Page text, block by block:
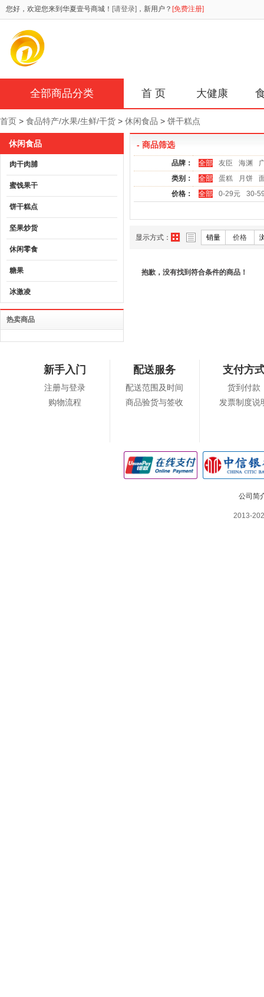
您好，欢迎您来到华夏壹号商城！ [请登录] ，新用户？ [免费注册]
全部商品分类 首 页 大健康
首页 > 食品特产/水果/生鲜/干货 > 休闲食品 > 饼干糕点
- 商品筛选
品牌： 全部 友臣 海渊
类别：
全部 蛋糕 月饼
价格：
全部 0-29元 30-
显示方式： 销量 价格
抱歉，没有找到符合条件的商品！
休闲食品
肉干肉脯
蜜饯果干
饼干糕点
坚果炒货
休闲零食
糖果
冰激凌
热卖商品
新手入门
注册与登录
购物流程
配送服务
配送范围及时间
商品验货与签收
支付方
货到付款
发票制度说
公司简
2013-